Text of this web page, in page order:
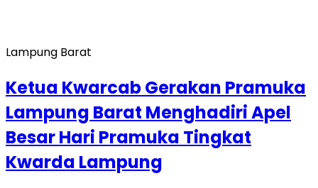
Lampung Barat
Ketua Kwarcab Gerakan Pramuka
Lampung Barat Menghadiri Apel
Besar Hari Pramuka Tingkat
Kwarda Lampung